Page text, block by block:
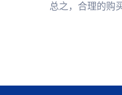
总之，合理的购